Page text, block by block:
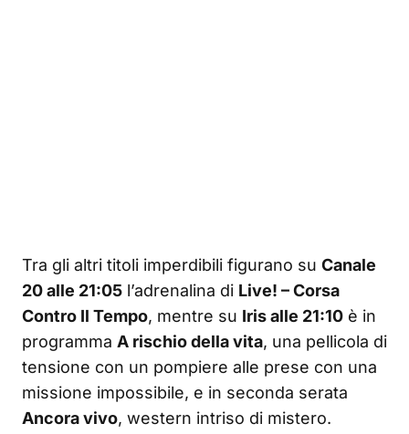
Tra gli altri titoli imperdibili figurano su Canale
20 alle 21:05 l’adrenalina di Live! – Corsa
Contro Il Tempo, mentre su Iris alle 21:10 è in
programma A rischio della vita, una pellicola di
tensione con un pompiere alle prese con una
missione impossibile, e in seconda serata
Ancora vivo, western intriso di mistero.